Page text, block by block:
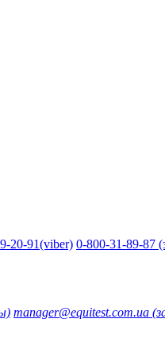
20-91(viber) 0-800-31-89-87
manager@equitest.com.ua